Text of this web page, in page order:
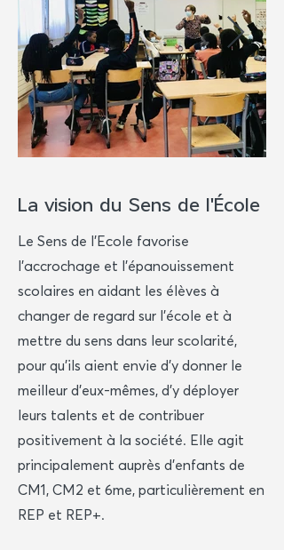
La vision du Sens de l'École
Le Sens de l’Ecole favorise
l’accrochage et l’épanouissement
scolaires en aidant les élèves à
changer de regard sur l’école et à
mettre du sens dans leur scolarité,
pour qu’ils aient envie d’y donner le
meilleur d’eux-mêmes, d’y déployer
leurs talents et de contribuer
positivement à la société. Elle agit
principalement auprès d'enfants de
CM1, CM2 et 6me, particulièrement en
REP et REP+.